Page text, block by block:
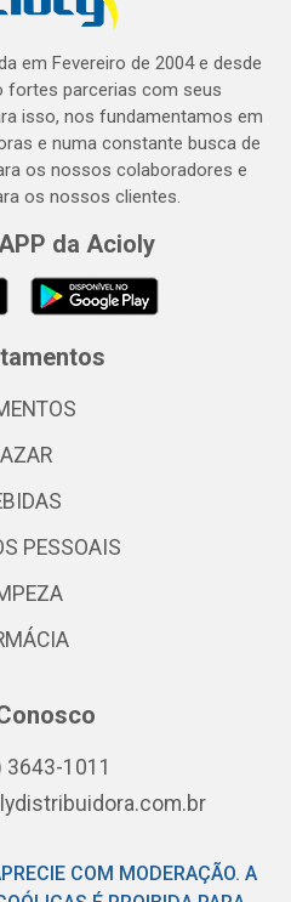
em Fevereiro de 2004 e desde
fortes parcerias com seus
isso, nos fundamentamos em
e numa constante busca de
os nossos colaboradores e
os nossos clientes.
da Acioly
PESSOAIS
3643-1011
COM MODERAÇÃO. A